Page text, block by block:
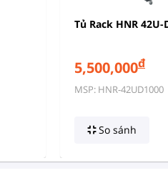
Tủ Rack HNR 42U-
5,500,000đ
MSP: HNR-42UD1000
So sánh